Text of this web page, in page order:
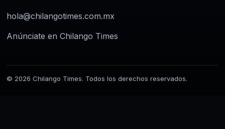
hola@chilangotimes.com.mx
Anúnciate en Chilango Times
© 2026 Chilango Times. Todos los derechos reservados.